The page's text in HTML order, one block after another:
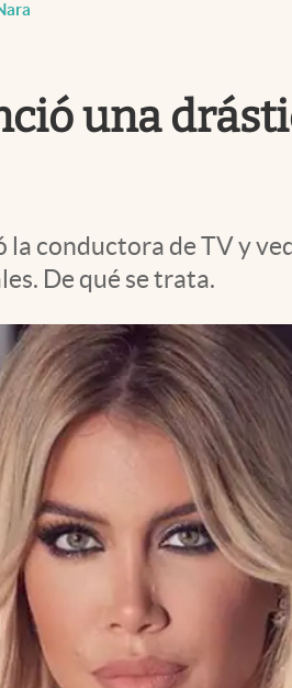
una
la conductora de TV y
De qué se trata.